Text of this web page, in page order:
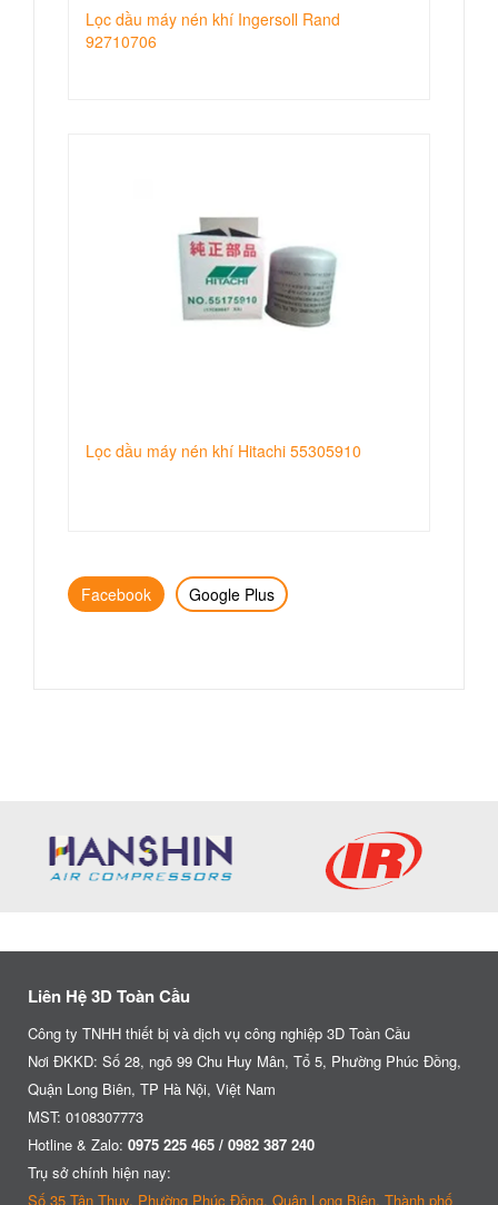
Lọc dầu máy nén khí Ingersoll Rand
92710706
Lọc dầu máy nén khí Hitachi 55305910
Facebook Google Plus
Liên Hệ 3D Toàn Cầu
Công ty TNHH thiết bị và dịch vụ công nghiệp 3D Toàn Cầu
Nơi ĐKKD: Số 28, ngõ 99 Chu Huy Mân, Tổ 5, Phường Phúc Đồng,
Quận Long Biên, TP Hà Nội, Việt Nam
MST: 0108307773
Hotline & Zalo: 0975 225 465 / 0982 387 240
Trụ sở chính hiện nay:
Số 35 Tân Thụy, Phường Phúc Đồng, Quận Long Biên, Thành phố